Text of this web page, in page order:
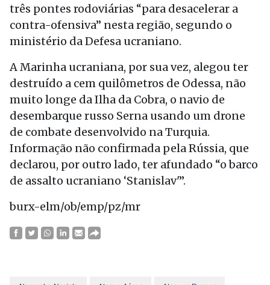
três pontes rodoviárias “para desacelerar a
contra-ofensiva” nesta região, segundo o
ministério da Defesa ucraniano.
A Marinha ucraniana, por sua vez, alegou ter
destruído a cem quilômetros de Odessa, não
muito longe da Ilha da Cobra, o navio de
desembarque russo Serna usando um drone
de combate desenvolvido na Turquia.
Informação não confirmada pela Rússia, que
declarou, por outro lado, ter afundado “o barco
de assalto ucraniano ‘Stanislav'”.
burx-elm/ob/emp/pz/mr